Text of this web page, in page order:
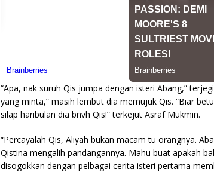
“Apa, nak suruh Qis jumpa dengan isteri Abang,”
yang minta,” masih lembut dia memujuk Qis. “Biar
silap haribulan dia bnvh Qis!” terkejut Asraf Mukmin.
“Percayalah Qis, Aliyah bukan macam tu orangnya.
Qistina mengalih pandangannya. Mahu buat apakah
disogokkan dengan pelbagai cerita isteri pertama